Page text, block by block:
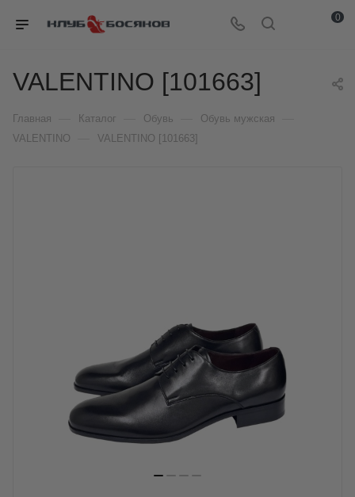
0
VALENTINO [101663]
Главная Каталог Обувь Обувь мужская
VALENTINO VALENTINO [101663]